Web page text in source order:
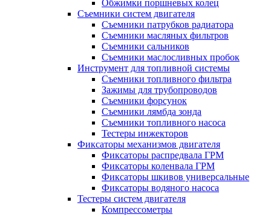
Обжимки поршневых колец
Съемники систем двигателя
Съемники патрубков радиатора
Съемники масляных фильтров
Съемники сальников
Съемники маслосливных пробок
Инструмент для топливной системы
Съемники топливного фильтра
Зажимы для трубопроводов
Съемники форсунок
Съемники лямбда зонда
Съемники топливного насоса
Тестеры инжекторов
Фиксаторы механизмов двигателя
Фиксаторы распредвала ГРМ
Фиксаторы коленвала ГРМ
Фиксаторы шкивов универсальные
Фиксаторы водяного насоса
Тестеры систем двигателя
Компрессометры